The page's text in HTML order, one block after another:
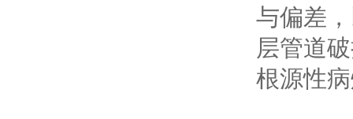
与偏差
层管道
根源性